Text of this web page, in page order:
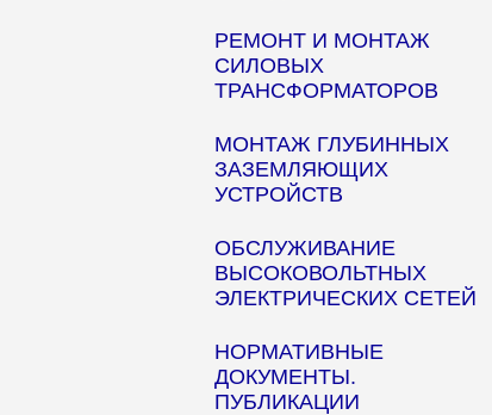
РЕМОНТ И МОНТАЖ
СИЛОВЫХ
ТРАНСФОРМАТОРОВ
МОНТАЖ ГЛУБИННЫХ
ЗАЗЕМЛЯЮЩИХ
УСТРОЙСТВ
ОБСЛУЖИВАНИЕ
ВЫСОКОВОЛЬТНЫХ
ЭЛЕКТРИЧЕСКИХ СЕТЕЙ
НОРМАТИВНЫЕ
ДОКУМЕНТЫ.
ПУБЛИКАЦИИ